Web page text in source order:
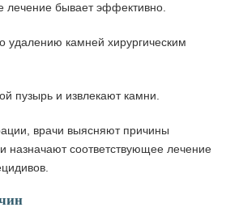
лечение бывает эффективно.
удалению камней хирургическим
пузырь и извлекают камни.
врачи выясняют причины
назначают соответствующее лечение